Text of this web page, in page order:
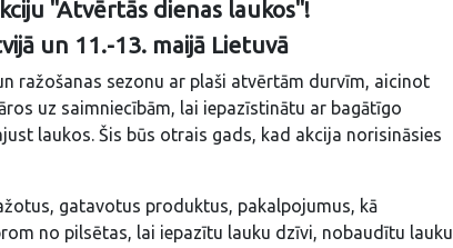
"Atvērtās dienas laukos"!
un 11.-13. maijā Lietuvā
ražošanas sezonu ar plaši atvērtām durvīm, aicinot
uz saimniecībām, lai iepazīstinātu ar bagātīgo
laukos. Šis būs otrais gads, kad akcija norisināsies
gatavotus produktus, pakalpojumus, kā
no pilsētas, lai iepazītu lauku dzīvi, nobaudītu lauku